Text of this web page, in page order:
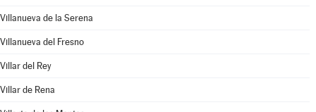
Villanueva de la Serena
Villanueva del Fresno
Villar del Rey
Villar de Rena